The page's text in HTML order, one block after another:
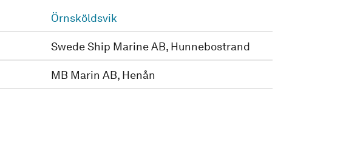
Örnsköldsvik
Swede Ship Marine AB, Hunnebostrand
MB Marin AB, Henån